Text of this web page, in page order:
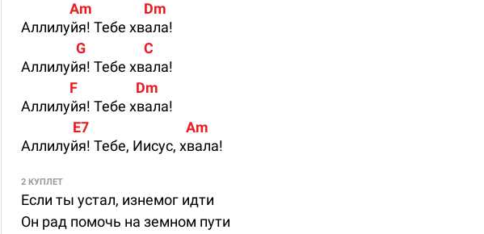
               Am                Dm
Аллилуйя! Тебе хвала!
                 G                  C
Аллилуйя! Тебе хвала!
               F                  Dm
Аллилуйя! Тебе хвала!
                E7                              Am
Аллилуйя! Тебе, Иисус, хвала!
2 КУПЛЕТ
Если ты устал, изнемог идти
Он рад помочь на земном пути